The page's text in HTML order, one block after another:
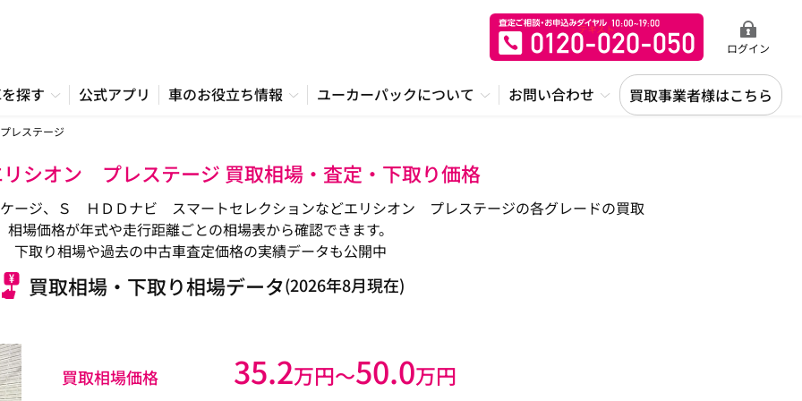
ログイン
探す 公式アプリ 車のお役立ち情報 ユーカーパックについて お問い合わせ 買取事業者様はこちら
レステージ
シオン プレステージ 買取相場・査定・下取り価格
ジ、Ｓ ＨＤＤナビ スマートセレクションなどエリシオン プレステージの各グレードの買取
相場価格が年式や走行距離ごとの相場表から確認できます。
下取り相場や過去の中古車査定価格の実績データも公開中
買取相場・下取り相場データ(2026年8月現在)
買取相場価格 35.2万円〜50.0万円